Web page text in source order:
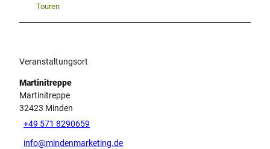
Touren
Veranstaltungsort
Martinitreppe
Martinitreppe
32423 Minden
+49 571 8290659
info@mindenmarketing.de